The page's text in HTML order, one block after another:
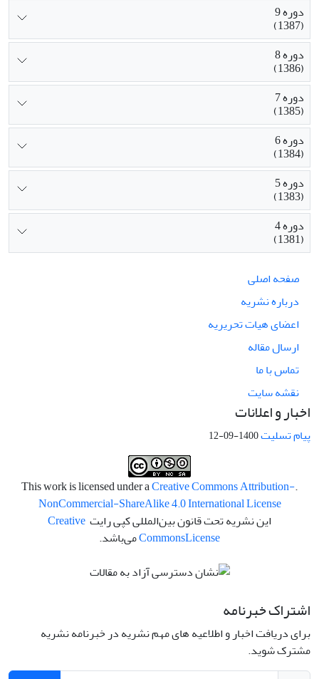
دوره 9
(1387)
دوره 8
(1386)
دوره 7
(1385)
دوره 6
(1384)
دوره 5
(1383)
دوره 4
(1381)
صفحه اصلی
درباره نشریه
اعضای هیات تحریریه
ارسال مقاله
تماس با ما
نقشه سایت
اخبار و اعلانات
پیام تسلیت1400-09-12
.This work is licensed under a
Creative Commons Attribution-
NonCommercial-ShareAlike 4.0 International License
این نشریه تحت قانون بین‌المللی کپی رایت Creative
CommonsLicense می‌باشد.
اشتراک خبرنامه
برای دریافت اخبار و اطلاعیه های مهم نشریه در خبرنامه نشریه
مشترک شوید.